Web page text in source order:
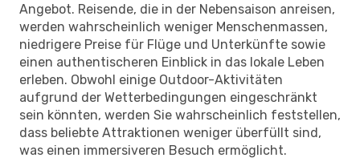
Angebot. Reisende, die in der Nebensaison anreisen,
werden wahrscheinlich weniger Menschenmassen,
niedrigere Preise für Flüge und Unterkünfte sowie
einen authentischeren Einblick in das lokale Leben
erleben. Obwohl einige Outdoor-Aktivitäten
aufgrund der Wetterbedingungen eingeschränkt
sein könnten, werden Sie wahrscheinlich feststellen,
dass beliebte Attraktionen weniger überfüllt sind,
was einen immersiveren Besuch ermöglicht.